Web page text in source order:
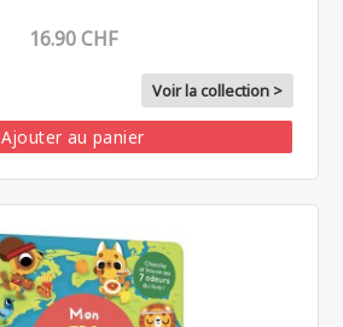
16.90 CHF
Voir la collection >
Ajouter au panier